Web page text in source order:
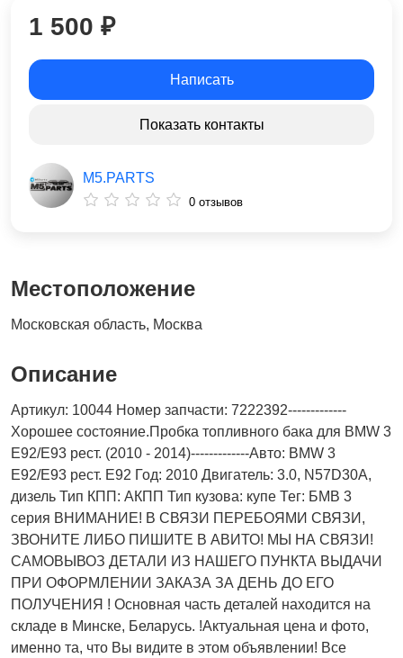
Местоположение
Московская область, Москва
Описание
Артикул: 10044 Номер запчасти: 7222392-------------
Хорошее состояние.Пробка топливного бака для BMW 3
E92/E93 рест. (2010 - 2014)-------------Авто: BMW 3
E92/E93 рест. E92 Год: 2010 Двигатель: 3.0, N57D30A,
дизель Тип КПП: АКПП Тип кузова: купе Тег: БМВ 3
серия ВНИМАНИЕ! В СВЯЗИ ПЕРЕБОЯМИ СВЯЗИ,
ЗВОНИТЕ ЛИБО ПИШИТЕ В АВИТО! МЫ НА СВЯЗИ!
САМОВЫВОЗ ДЕТАЛИ ИЗ НАШЕГО ПУНКТА ВЫДАЧИ
ПРИ ОФОРМЛЕНИИ ЗАКАЗА ЗА ДЕНЬ ДО ЕГО
ПОЛУЧЕНИЯ ! Основная часть деталей находится на
складе в Минске, Беларусь. !Актуальнaя ценa и фото,
имeнно та, что Bы видите в этом oбъявлeнии! Все
1 500 ₽
Написать
Показать контакты
M5.PARTS
0 отзывов